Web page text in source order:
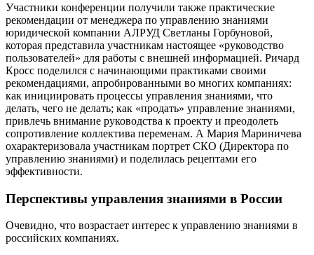
Участники конференции получили также практические
рекомендации от менеджера по управлению знаниями
юридической компании АЛРУД Светланы Горбуновой,
которая представила участникам настоящее «руководство
пользователей» для работы с внешней информацией. Ричард
Кросс поделился с начинающими практиками своими
рекомендациями, апробированными во многих компаниях:
как инициировать процессы управления знаниями, что
делать, чего не делать; как «продать» управление знаниями,
привлечь внимание руководства к проекту и преодолеть
сопротивление коллектива переменам. А Мария Мариничева
охарактеризовала участникам портрет СКО (Директора по
управлению знаниями) и поделилась рецептами его
эффективности.
Перспективы управления знаниями в России
Очевидно, что возрастает интерес к управлению знаниями в
российских компаниях.